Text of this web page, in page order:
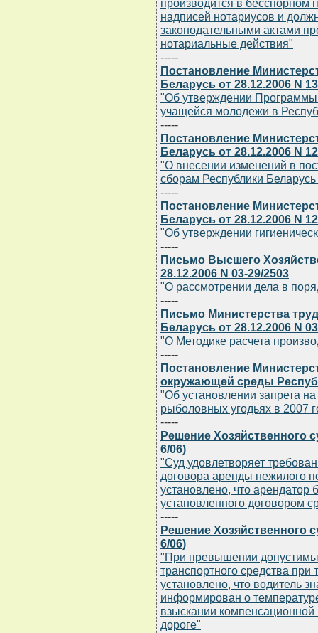
производится в бесспорном
надписей нотариусов и
законодательными актами
нотариальные действия"
-----
Постановление
Беларусь от 28.12.2006 N
"Об утверждении Программы
учащейся молодежи в
-----
Постановление
Беларусь от 28.12.2006 N
"О внесении изменений в
сборам Республики
-----
Постановление
Беларусь от 28.12.2006 N
"Об утверждении
-----
Письмо Высшего
28.12.2006 N 03-29/2503
"О рассмотрении дела в
-----
Письмо Министерства
Беларусь от 28.12.2006 N
"О Методике расчета
-----
Постановление
окружающей среды
"Об установлении запрета
рыболовных угодьях в 2007
-----
Решение Хозяйственного
6/06)
"Суд удовлетворяет
договора аренды нежилого
установлено, что арендатор
установленного договором
-----
Решение Хозяйственного
6/06)
"При превышении
транспортного средства
установлено, что водитель
информирован о
взыскании
дороге"